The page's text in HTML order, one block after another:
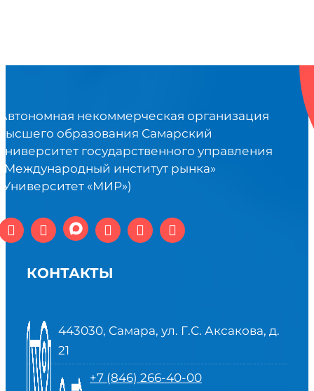
некоммерческая организация
образования Самарский
государственного управления
институт рынка»
«МИР»)
КОНТАКТЫ
443030, Самара, ул. Г.С. Аксакова, д.
21
+7 (846) 266-40-00